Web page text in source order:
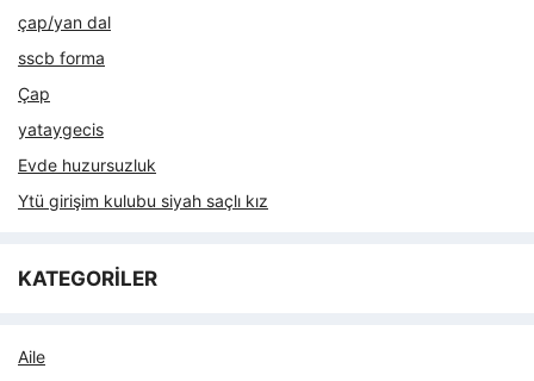
çap/yan dal
sscb forma
Çap
yataygecis
Evde huzursuzluk
Ytü girişim kulubu siyah saçlı kız
KATEGORİLER
Aile